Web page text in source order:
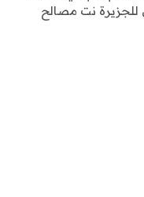
للجزيرة نت مصالح